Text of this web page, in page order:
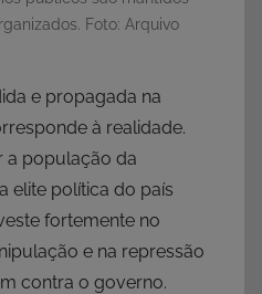
Foto: Arquivo
e propagada na
à realidade.
a população da
elite política do país
fortemente no
e na repressão
contra o governo.